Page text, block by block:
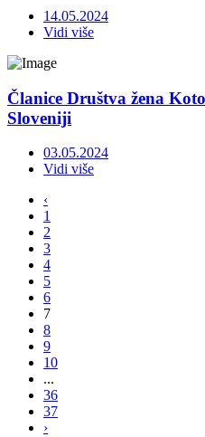
14.05.2024
Vidi više
Članice Društva žena
Sloveniji
03.05.2024
Vidi više
‹
1
2
3
4
5
6
7
8
9
10
...
36
37
›